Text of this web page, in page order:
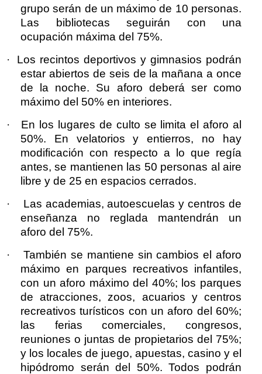
grupo serán de un máximo de 10 personas.
Las bibliotecas seguirán con una
ocupación máxima del 75%.
·
Los recintos deportivos y gimnasios podrán
estar abiertos de seis de la mañana a once
de la noche. Su aforo deberá ser como
máximo del 50% en interiores.
·
En los lugares de culto se limita el aforo al
50%. En velatorios y entierros, no hay
modificación con respecto a lo que regía
antes, se mantienen las 50 personas al aire
libre y de 25 en espacios cerrados.
·
Las academias, autoescuelas y centros de
enseñanza no reglada mantendrán un
aforo del 75%.
·
También se mantiene sin cambios el aforo
máximo en parques recreativos infantiles,
con un aforo máximo del 40%; los parques
de atracciones, zoos, acuarios y centros
recreativos turísticos con un aforo del 60%;
las ferias comerciales, congresos,
reuniones o juntas de propietarios del 75%;
y los locales de juego, apuestas, casino y el
hipódromo serán del 50%. Todos podrán